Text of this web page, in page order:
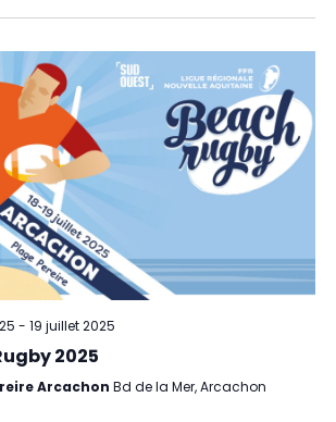
- 19 juillet 2025
2025
Arcachon Bd de la Mer, Arcachon